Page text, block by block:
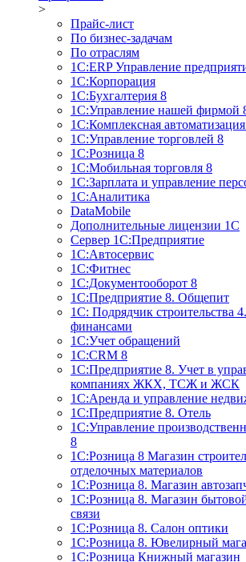
>
Прайс-лист
По бизнес-задачам
По отраслям
1C:ERP Управление
1С:Корпорация
1С:Бухгалтерия 8
1С:Управление нашей фирмой
1С:Комплексная
1С:Управление торговлей 8
1С:Розница 8
1С:Мобильная торговля 8
1С:Зарплата и управление
1С:Аналитика
DataMobile
Дополнительные лицензии 1С
Сервер 1С:Предприятие
1С:Автосервис
1С:Фитнес
1С:Документооборот 8
1С:Предприятие 8. Общепит
1С: Подрядчик строительства
финансами
1С:Учет обращений
1C:CRM 8
1С:Предприятие 8. Учет в
компаниях ЖКХ, ТСЖ и ЖСК
1С:Аренда и управление
1С:Предприятие 8. Отель
1C:Управление
8
1С:Розница 8 Магазин
отделочных материалов
1С:Розница 8. Магазин
1С:Розница 8. Магазин
связи
1С:Розница 8. Салон оптики
1С:Розница 8. Ювелирный
1С:Розница Книжный магазин